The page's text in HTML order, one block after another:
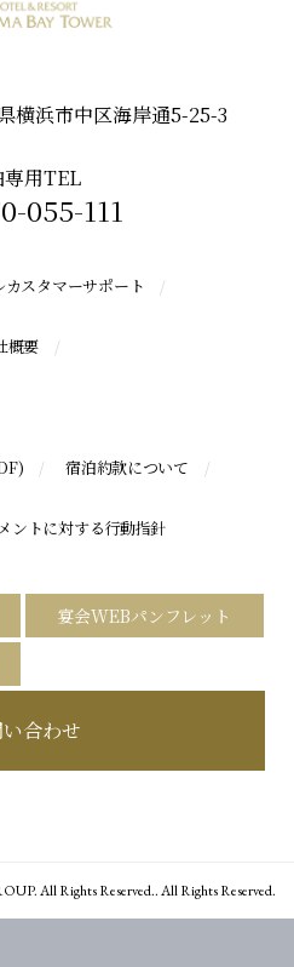
横浜市中区海岸通5-25-3
用TEL
055-111
カスタマーサポート
概要
宿泊約款について
ントに対する行動指針
宴会WEBパンフレット
合わせ
All Rights Reserved.. All Rights Reserved.